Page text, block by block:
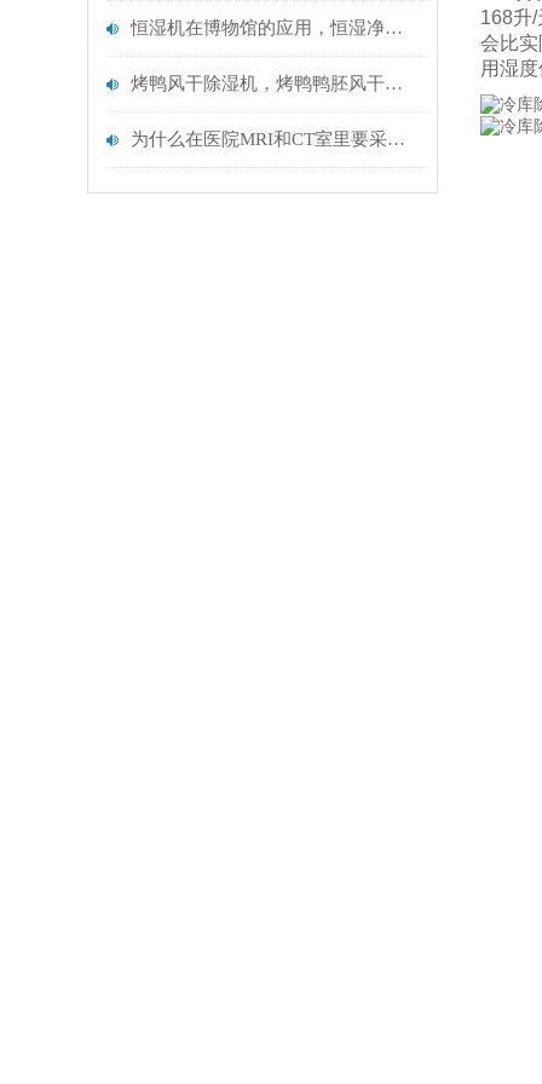
恒湿机在博物馆的应用，恒湿净化一体机ETDH-9138N
烤鸭风干除湿机，烤鸭鸭胚风干房除湿机
为什么在医院MRI和CT室里要采用恒温恒湿空调
168升/
会比
用湿